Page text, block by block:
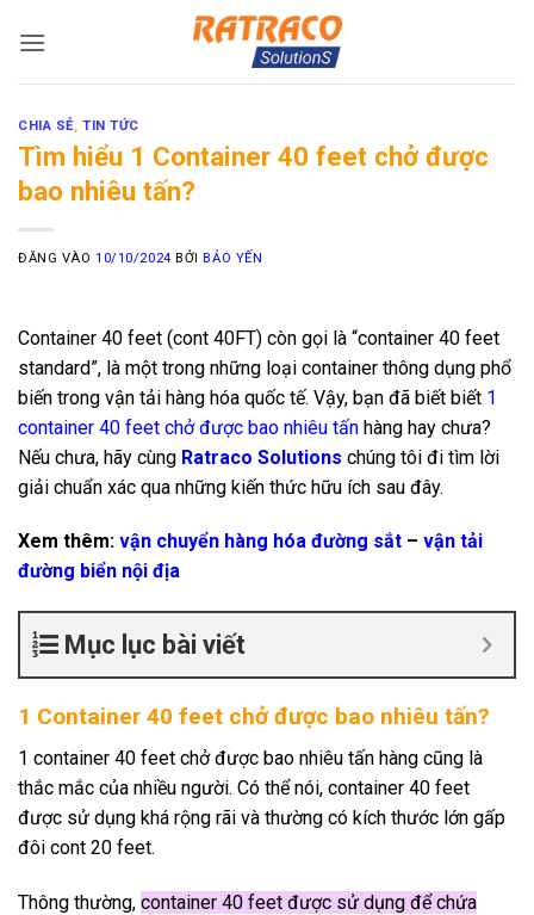
qua
CHIA SẺ,TIN TỨC
Tìm hiểu 1 Container 40 feet chở được
bao nhiêu tấn?
ĐĂNG VÀO10/10/2024 BỞIBẢO YẾN
Container 40 feet (cont 40FT) còn gọi là “container 40 feet
standard”, là một trong những loại container thông dụng phổ
biến trong vận tải hàng hóa quốc tế. Vậy, bạn đã biết biết 1
container 40 feet chở được bao nhiêu tấn hàng hay chưa?
Nếu chưa, hãy cùng Ratraco Solutions chúng tôi đi tìm lời
giải chuẩn xác qua những kiến thức hữu ích sau đây.
Xem thêm: vận chuyển hàng hóa đường sắt – vận tải
đường biển nội địa
Mục lục bài viết
1 Container 40 feet chở được bao nhiêu tấn?
1 container 40 feet chở được bao nhiêu tấn hàng cũng là
thắc mắc của nhiều người. Có thể nói, container 40 feet
được sử dụng khá rộng rãi và thường có kích thước lớn gấp
đôi cont 20 feet.
Thông thường, container 40 feet được sử dụng để chứa